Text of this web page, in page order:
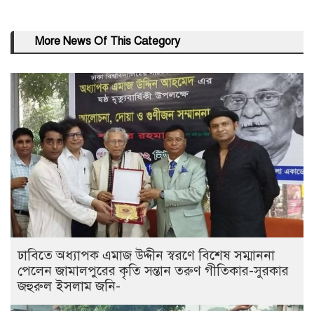
More News Of This Category
ঢাবিতে অধ্যাপক এমাজ উদ্দীন স্বরণে বিশেষ সম্মাননা
পেলেন জামালপুরের কৃতি সন্তান তরুণ গীতিকার-সুরকার
জহুরুল ইসলাম জনি-